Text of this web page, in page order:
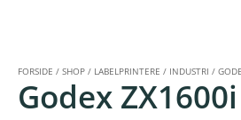
FORSIDE / SHOP / LABELPRINTERE / INDUSTRI /
Godex ZX1600i